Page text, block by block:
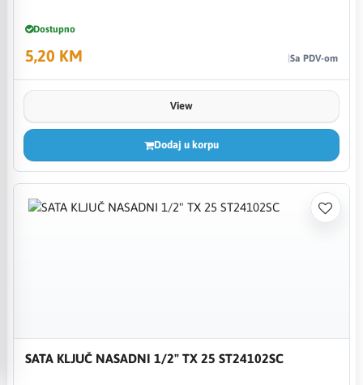
Dostupno
5,20 KM Sa PDV-om
View
Dodaj u korpu
SATA KLJUČ NASADNI 1/2" TX 25 ST24102SC